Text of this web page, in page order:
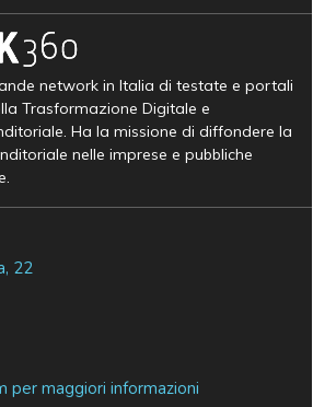
network in Italia di testate e portali
Trasformazione Digitale e
Ha la missione di diffondere la
nelle imprese e pubbliche
22
per maggiori informazioni